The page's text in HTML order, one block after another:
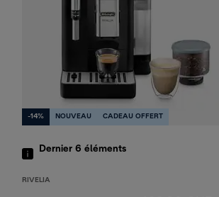
-14% NOUVEAU CADEAU OFFERT
Dernier 6 éléments
RIVELIA